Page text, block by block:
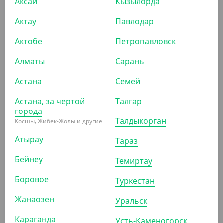
(106₸/ШТ)
OneBox, 500 мл, крафт,
(75.80₸/ШТ)
OneBox, 350 мл, черный
АРТ. 3307405
5 835₸
(233.40₸/ШТ)
Упаковка для маффинов
34 110₸
(227.40₸/ШТ)
Упаковка для маффинов
Актау
Актобе
Алматы
Астана
Астана, за чертой
города
Косшы, Жибек-Жолы и другие
Атырау
Бейнеу
Боровое
Жанаозен
Караганда
Павлодар
Петропавловск
Сарань
Семей
Талгар
Талдыкорган
Тараз
Темиртау
Туркестан
Уральск
Усть-Каменогорск